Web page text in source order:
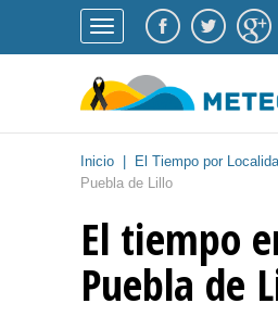
Inicio El Tiempo por
Puebla de Lillo
El tiempo
Puebla de